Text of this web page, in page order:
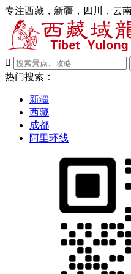
专注西藏，新疆，四川，云

热门搜索：
新疆
西藏
成都
阿里环线